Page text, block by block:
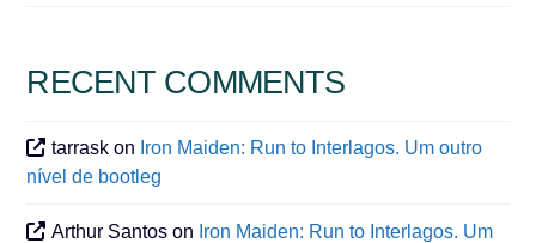
RECENT COMMENTS
tarrask on Iron Maiden: Run to Interlagos. Um outro
nível de bootleg
Arthur Santos on Iron Maiden: Run to Interlagos. Um